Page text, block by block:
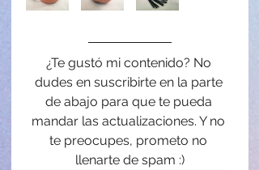
¿Te gustó mi contenido? No
dudes en suscribirte en la parte
de abajo para que te pueda
mandar las actualizaciones. Y no
te preocupes, prometo no
llenarte de spam :)